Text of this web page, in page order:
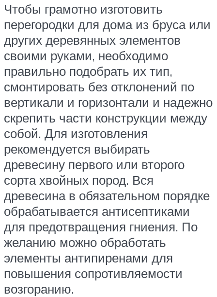
Чтобы грамотно изготовить
перегородки для дома из бруса или
других деревянных элементов
своими руками, необходимо
правильно подобрать их тип,
смонтировать без отклонений по
вертикали и горизонтали и надежно
скрепить части конструкции между
собой. Для изготовления
рекомендуется выбирать
древесину первого или второго
сорта хвойных пород. Вся
древесина в обязательном порядке
обрабатывается антисептиками
для предотвращения гниения. По
желанию можно обработать
элементы антипиренами для
повышения сопротивляемости
возгоранию.